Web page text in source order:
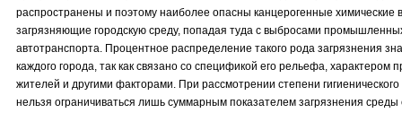
распространены и поэтому наиболее опасны канцерогенные химические
загрязняющие городскую среду, попадая туда с выбросами
автотранспорта. Процентное распределение такого рода загрязнения
каждого города, так как связано со спецификой его рельефа, характером
жителей и другими факторами. При рассмотрении степени гигиенического
нельзя ограничиваться лишь суммарным показателем загрязнения